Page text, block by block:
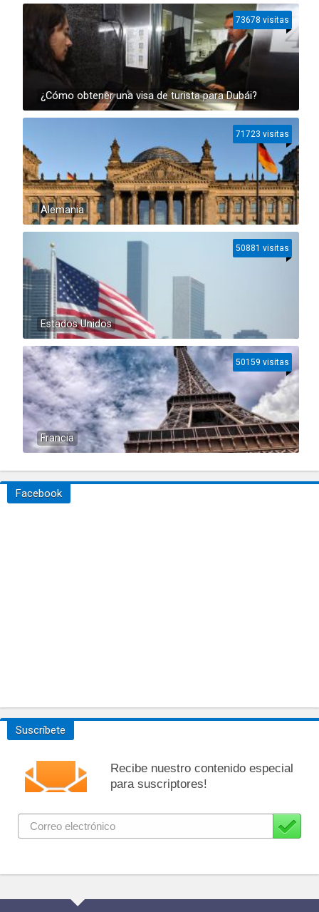
¿Cómo obtener una visa de turista para Dubái?
73678 visitas
Alemania
71723 visitas
Estados Unidos
50881 visitas
Francia
50159 visitas
Facebook
Suscríbete
Recibe nuestro contenido especial
para suscriptores!